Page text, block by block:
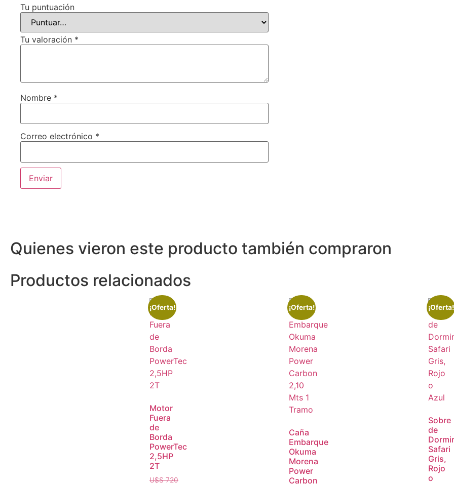
Tu puntuación
Tu valoración *
Nombre *
Correo electrónico *
Quienes vieron este producto también compraron
Productos relacionados
¡Oferta!
Motor
Fuera
de
Borda
PowerTec
2,5HP
2T
U$S720
¡Oferta!
Caña
Embarque
Okuma
Morena
Power
Carbon
¡Oferta!
Sobre
de
Dormir
Safari
Gris,
Rojo
o